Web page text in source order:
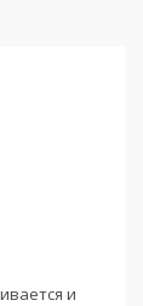
и